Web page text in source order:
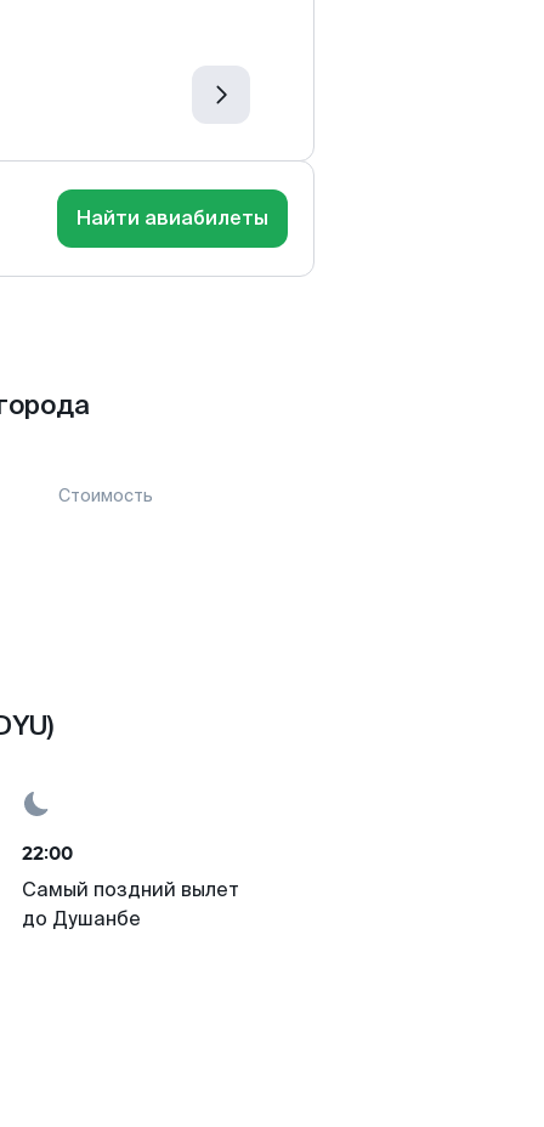
Найти авиабилеты
Стоимость
22:00
Самый поздний вылет
до Душанбе